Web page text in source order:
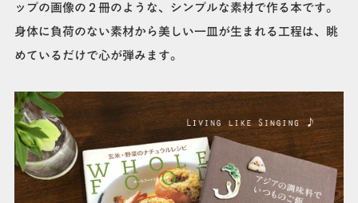
ップの画像の２冊のような、シンプルな素材で作る本です。
身体に負荷のない素材から美しい一皿が生まれる工程は、眺
めているだけで心が弾みます。